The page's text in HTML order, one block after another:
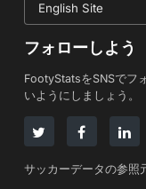
English Site
フォローしよう
FootyStatsをSNSでフ
いようにしましょう。
サッカーデータの参照